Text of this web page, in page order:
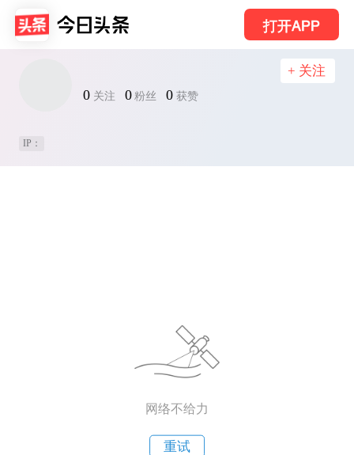
打开APP
0 关注 0 粉丝 0 获赞
+ 关注
IP：
网络不给力
重试